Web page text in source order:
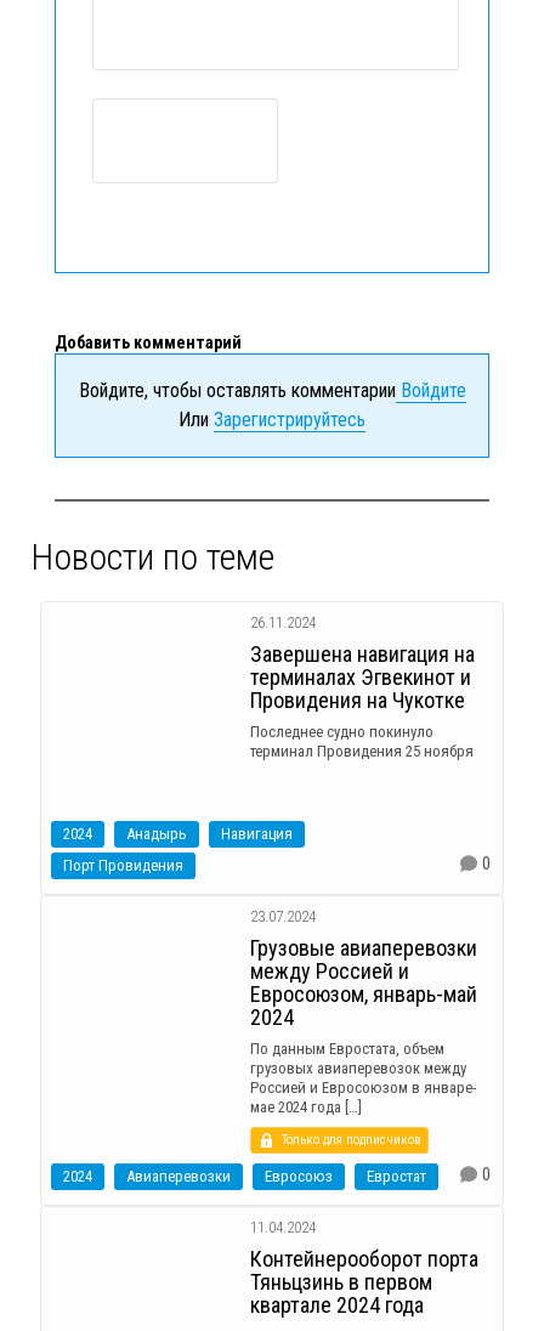
Добавить комментарий
Войдите, чтобы оставлять комментарииВойдите
Или Зарегистрируйтесь
Новости по теме
26.11.2024
Завершена навигация на
терминалах Эгвекинот и
Провидения на Чукотке
Последнее судно покинуло
терминал Провидения 25 ноября
2024 Анадырь
Навигация
Порт Провидения
0
23.07.2024
Грузовые авиаперевозки
между Россией и
Евросоюзом, январь-май
2024
По данным Евростата, объем
грузовых авиаперевозок между
Россией и Евросоюзом в январе-
мае 2024 года […]
Только для подписчиков
2024 Авиаперевозки Евросоюз Евростат 0
11.04.2024
Контейнерооборот порта
Тяньцзинь в первом
квартале 2024 года